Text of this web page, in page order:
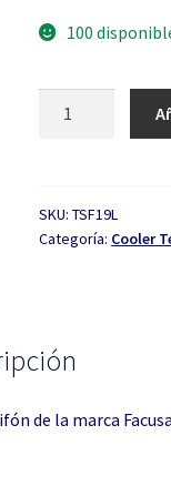
100
cantidad
SKU:TSF19L
Categoría: Cooler
de la marca